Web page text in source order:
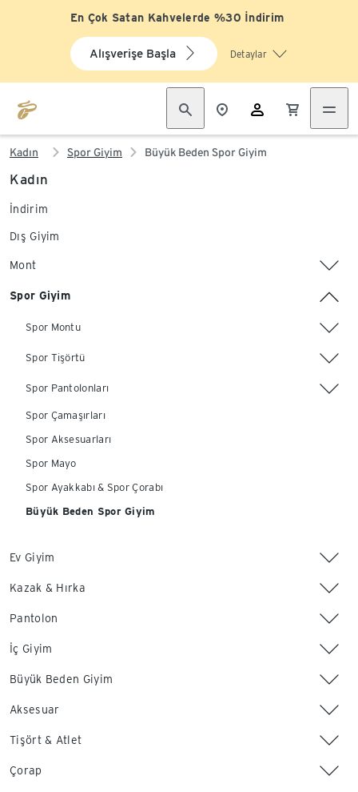
En Çok Satan Kahvelerde %30 İndirim
Alışverişe Başla Detaylar
Kadın Spor Giyim Büyük Beden Spor Giyim
Kadın
İndirim
Dış Giyim
Mont
Spor Giyim
Spor Montu
Spor Tişörtü
Spor Pantolonları
Spor Çamaşırları
Spor Aksesuarları
Spor Mayo
Spor Ayakkabı & Spor Çorabı
Büyük Beden Spor Giyim
Ev Giyim
Kazak & Hırka
Pantolon
İç Giyim
Büyük Beden Giyim
Aksesuar
Tişört & Atlet
Çorap